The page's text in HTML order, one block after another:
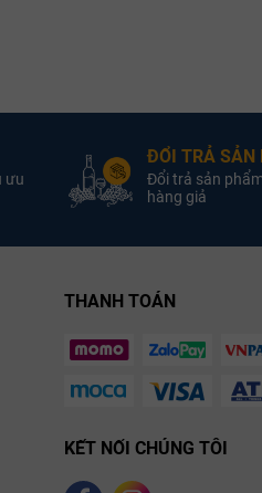
Dung tích:
ưu
ĐỔI TRẢ SẢN
Đổi trả sản
hàng giả
THANH TOÁN
KẾT NỐI CHÚNG TÔI